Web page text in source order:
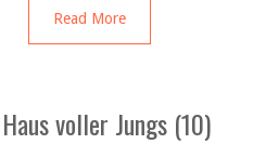
Read More
voller Jungs (10)